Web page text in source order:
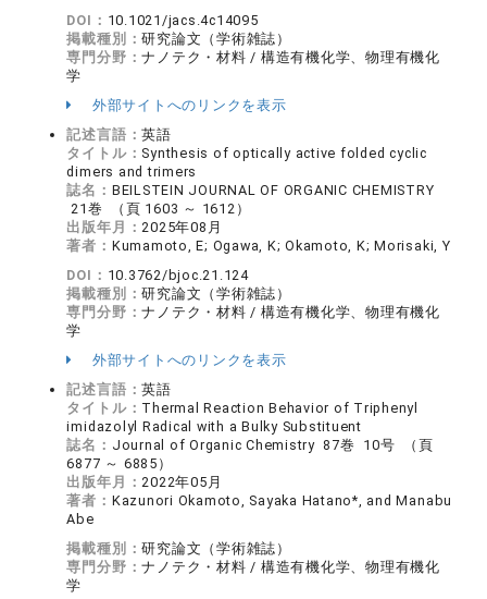
DOI： 10.1021/jacs.4c14095
掲載種別：研究論文（学術雑誌）
専門分野：ナノテク・材料 / 構造有機化学、物理有機化
学
外部サイトへのリンクを表示
記述言語：英語
タイトル： Synthesis of optically active folded cyclic
dimers and trimers
誌名： BEILSTEIN JOURNAL OF ORGANIC CHEMISTRY
21巻 （頁 1603 ～ 1612）
出版年月： 2025年08月
著者： Kumamoto, E; Ogawa, K; Okamoto, K; Morisaki, Y
DOI： 10.3762/bjoc.21.124
掲載種別：研究論文（学術雑誌）
専門分野：ナノテク・材料 / 構造有機化学、物理有機化
学
外部サイトへのリンクを表示
記述言語：英語
タイトル： Thermal Reaction Behavior of Triphenyl
imidazolyl Radical with a Bulky Substituent
誌名： Journal of Organic Chemistry 87巻 10号 （頁
6877 ～ 6885）
出版年月： 2022年05月
著者： Kazunori Okamoto, Sayaka Hatano*, and Manabu
Abe
掲載種別：研究論文（学術雑誌）
専門分野：ナノテク・材料 / 構造有機化学、物理有機化
学